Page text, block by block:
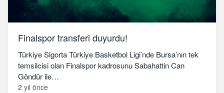
Finalspor transferi duyurdu!
Türkiye Sigorta Türkiye Basketbol Ligi’nde Bursa’nın tek
temsilcisi olan Finalspor kadrosunu Sabahattin Can
Göndür ile…
2 yıl önce